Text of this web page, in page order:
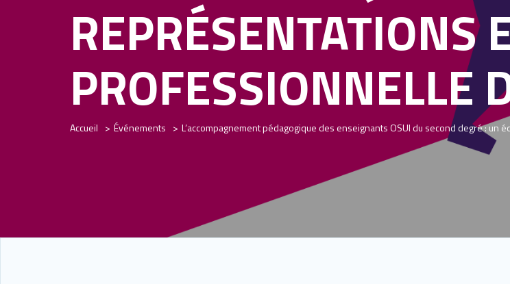
REPRÉSENTATIONS
PROFESSIONNELLE
Accueil Événements L’accompagnement pédagogique des enseignants OSUI du second degré :